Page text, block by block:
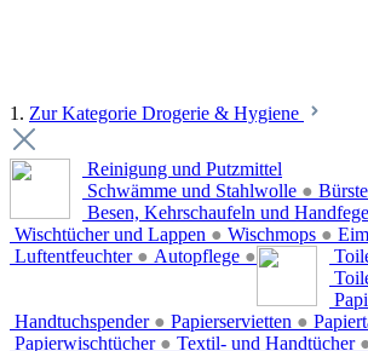
1. Zur Kategorie Drogerie & Hygiene
Reinigung und Putzmittel
Schwämme und Stahlwolle ●
Besen, Kehrschaufeln und
Wischtücher und Lappen ● Wischmops ●
Luftentfeuchter ● Autopflege ●
Handtuchspender ● Papierservietten ●
Papierwischtücher ● Textil- und Handtücher